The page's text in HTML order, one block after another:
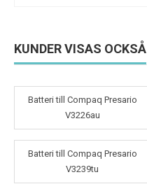
KUNDER VISAS OCKSÅ
Batteri till Compaq Presario
V3226au
Batteri till Compaq Presario
V3239tu